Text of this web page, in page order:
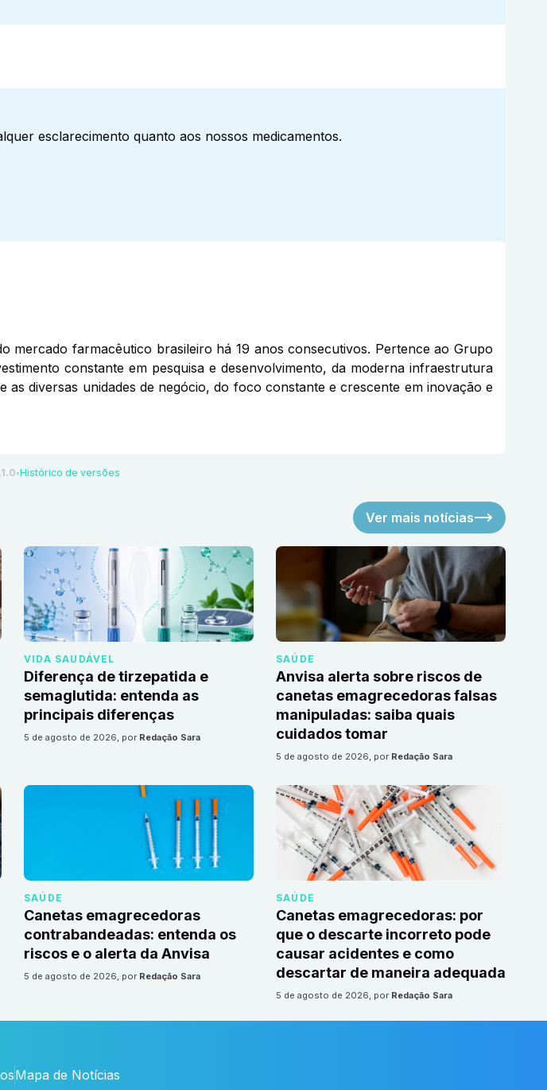
esclarecimento quanto aos nossos medicamentos.
mercado farmacêutico brasileiro há 19 anos consecutivos. Pertence ao Grupo
constante em pesquisa e desenvolvimento, da moderna infraestrutura
diversas unidades de negócio, do foco constante e crescente em inovação e
●Histórico de versões
Ver mais notícias
VIDA SAUDÁVEL
Diferença de tirzepatida e
semaglutida: entenda as
principais diferenças
5 de agosto de 2026, por Redação Sara
SAÚDE
Anvisa alerta sobre riscos de
canetas emagrecedoras falsas
manipuladas: saiba quais
cuidados tomar
5 de agosto de 2026, por Redação Sara
SAÚDE
Canetas emagrecedoras
contrabandeadas: entenda os
riscos e o alerta da Anvisa
5 de agosto de 2026, por Redação Sara
SAÚDE
Canetas emagrecedoras: por
que o descarte incorreto pode
causar acidentes e como
descartar de maneira adequada
5 de agosto de 2026, por Redação Sara
Mapa de Notícias